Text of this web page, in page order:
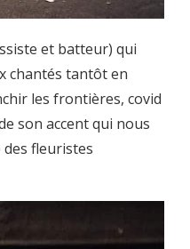
et batteur) qui
chantés tantôt en
les frontières, covid
son accent qui nous
fleuristes